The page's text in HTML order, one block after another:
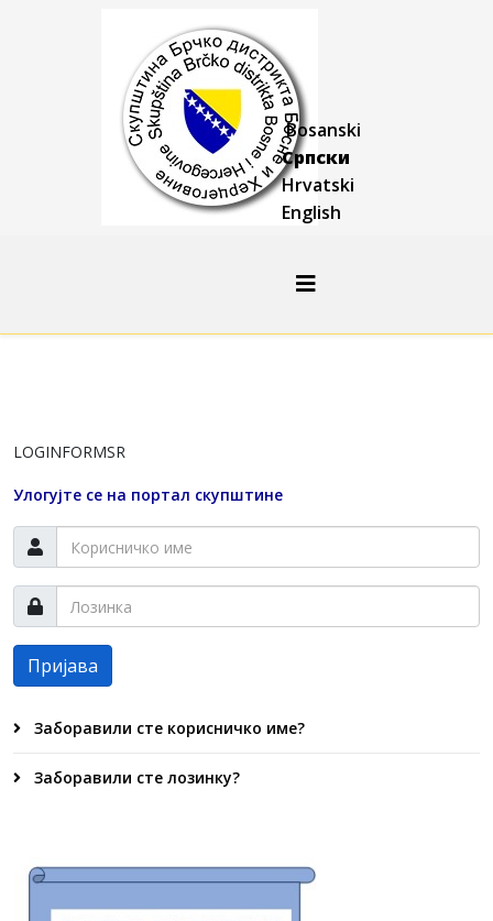
Bosanski
Српски
Hrvatski
English
LOGINFORMSR
Улогујте се на портал скупштине
Пријава
Заборавили сте корисничко име?
Заборавили сте лозинку?